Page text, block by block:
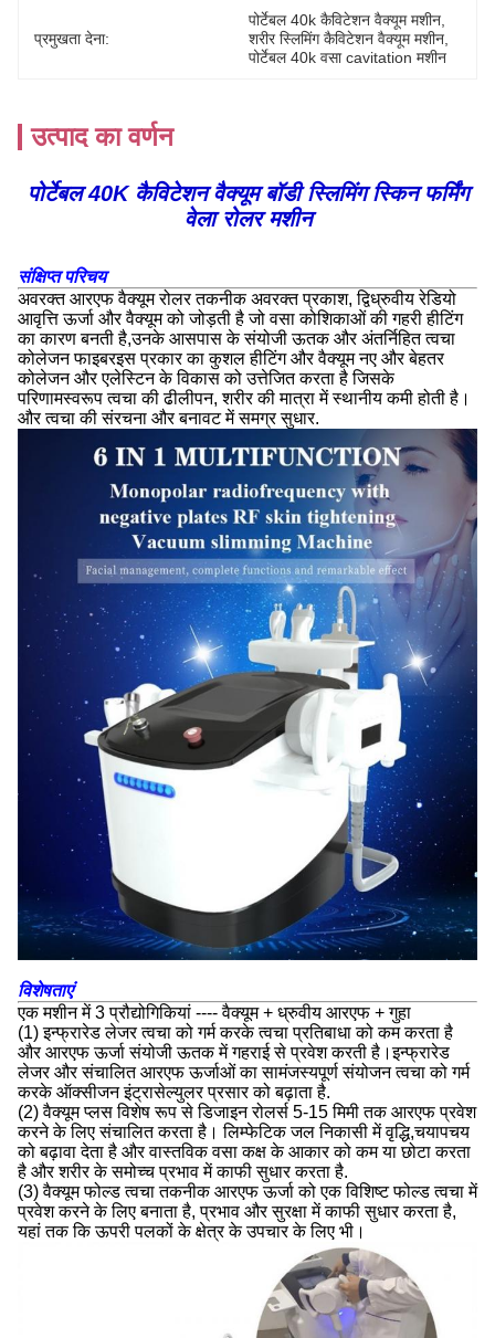
प्रमुखता देना:
पोर्टेबल 40k कैविटेशन वैक्यूम मशीन
शरीर स्लिमिंग कैविटेशन वैक्यूम मशीन
पोर्टेबल 40k वसा cavitation मशीन
उत्पाद का वर्णन
पोर्टेबल 40K कैविटेशन वैक्यूम बॉडी स्लिमिंग स्किन फर्मिंग
वेला रोलर मशीन
संक्षिप्त परिचय
अवरक्त आरएफ वैक्यूम रोलर तकनीक अवरक्त प्रकाश, द्विध्रुवीय रेडियो
आवृत्ति ऊर्जा और वैक्यूम को जोड़ती है जो वसा कोशिकाओं की गहरी हीटिंग
का कारण बनती है,उनके आसपास के संयोजी ऊतक और अंतर्निहित त्वचा
कोलेजन फाइबरइस प्रकार का कुशल हीटिंग और वैक्यूम नए और बेहतर
कोलेजन और एलेस्टिन के विकास को उत्तेजित करता है जिसके
परिणामस्वरूप त्वचा की ढीलीपन, शरीर की मात्रा में स्थानीय कमी होती है।
और त्वचा की संरचना और बनावट में समग्र सुधार.
विशेषताएं
एक मशीन में 3 प्रौद्योगिकियां ---- वैक्यूम + ध्रुवीय आरएफ + गुहा
(1) इन्फ्रारेड लेजर त्वचा को गर्म करके त्वचा प्रतिबाधा को कम करता है
और आरएफ ऊर्जा संयोजी ऊतक में गहराई से प्रवेश करती है।इन्फ्रारेड
लेजर और संचालित आरएफ ऊर्जाओं का सामंजस्यपूर्ण संयोजन त्वचा को गर्म
करके ऑक्सीजन इंट्रासेल्युलर प्रसार को बढ़ाता है.
(2) वैक्यूम प्लस विशेष रूप से डिजाइन रोलर्स 5-15 मिमी तक आरएफ प्रवेश
करने के लिए संचालित करता है। लिम्फेटिक जल निकासी में वृद्धि,चयापचय
को बढ़ावा देता है और वास्तविक वसा कक्ष के आकार को कम या छोटा करता
है और शरीर के समोच्च प्रभाव में काफी सुधार करता है.
(3) वैक्यूम फोल्ड त्वचा तकनीक आरएफ ऊर्जा को एक विशिष्ट फोल्ड त्वचा में
प्रवेश करने के लिए बनाता है, प्रभाव और सुरक्षा में काफी सुधार करता है,
यहां तक कि ऊपरी पलकों के क्षेत्र के उपचार के लिए भी।